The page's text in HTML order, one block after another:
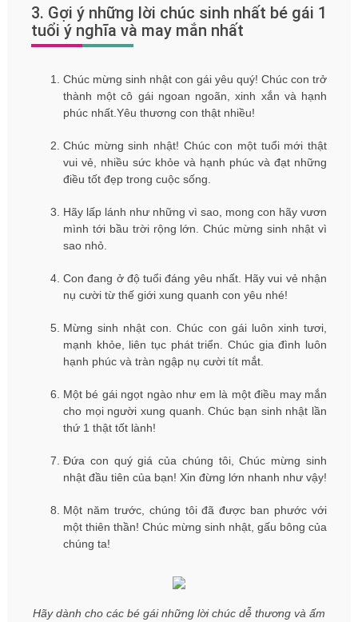
3. Gợi ý những lời chúc sinh nhất bé gái 1
tuổi ý nghĩa và may mắn nhất
Chúc mừng sinh nhật con gái yêu quý! Chúc con trở
thành một cô gái ngoan ngoãn, xinh xắn và hạnh
phúc nhất.Yêu thương con thật nhiều!
Chúc mừng sinh nhật! Chúc con một tuổi mới thật
vui vẻ, nhiều sức khỏe và hạnh phúc và đạt những
điều tốt đẹp trong cuộc sống.
Hãy lấp lánh như những vì sao, mong con hãy vươn
mình tới bầu trời rộng lớn. Chúc mừng sinh nhật vì
sao nhỏ.
Con đang ở độ tuổi đáng yêu nhất. Hãy vui vẻ nhận
nụ cười từ thế giới xung quanh con yêu nhé!
Mừng sinh nhật con. Chúc con gái luôn xinh tươi,
mạnh khỏe, liên tục phát triển. Chúc gia đình luôn
hạnh phúc và tràn ngập nụ cười tít mắt.
Một bé gái ngọt ngào như em là một điều may mắn
cho mọi người xung quanh. Chúc bạn sinh nhật lần
thứ 1 thật tốt lành!
Đứa con quý giá của chúng tôi, Chúc mừng sinh
nhật đầu tiên của bạn! Xin đừng lớn nhanh như vậy!
Một năm trước, chúng tôi đã được ban phước với
một thiên thần! Chúc mừng sinh nhật, gấu bông của
chúng ta!
Hãy dành cho các bé gái những lời chúc dễ thương và ấm